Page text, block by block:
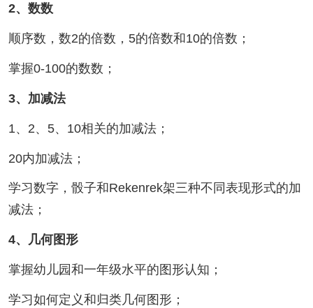
2、数数
顺序数，数2的倍数，5的倍数和10的倍数；
掌握0-100的数数；
3、加减法
1、2、5、10相关的加减法；
20内加减法；
学习数字，骰子和Rekenrek架三种不同表现形式的加
减法；
4、几何图形
掌握幼儿园和一年级水平的图形认知；
学习如何定义和归类几何图形；